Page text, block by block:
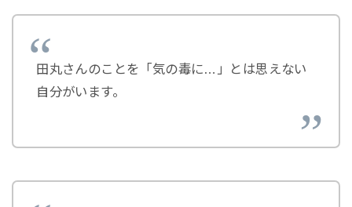
田丸さんのことを「気の毒に…」とは思えない
自分がいます。